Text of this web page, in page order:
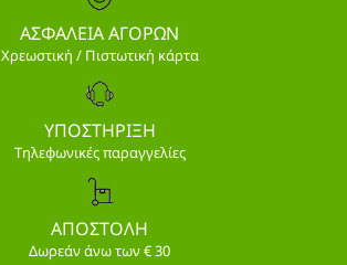
ΑΣΦΑΛΕΙΑ ΑΓΟΡΩΝ
Χρεωστική / Πιστωτική κάρτα
ΥΠΟΣΤΗΡΙΞΗ
Τηλεφωνικές παραγγελίες
ΑΠΟΣΤΟΛΗ
Δωρεάν άνω των € 30